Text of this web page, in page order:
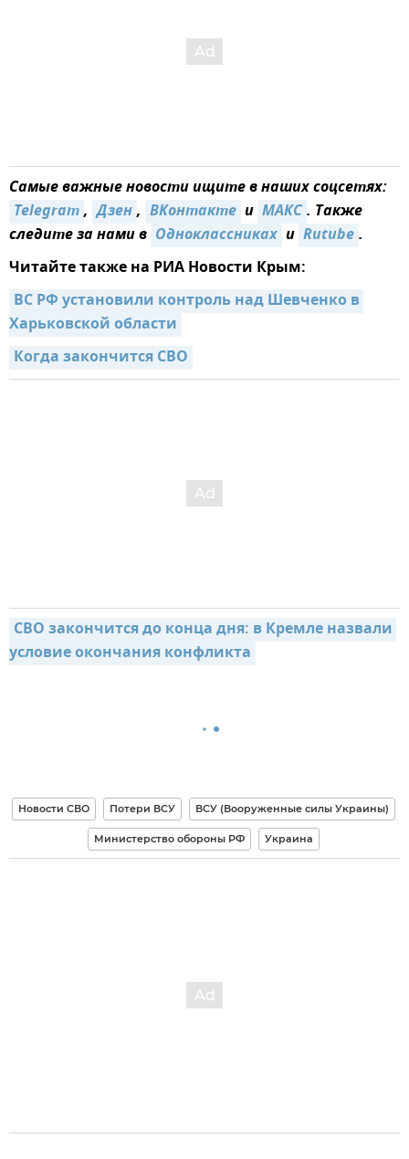
Самые важные новости ищите в наших соцсетях:
Telegram, Дзен, ВКонтакте и MAКС. Также
следите за нами в Одноклассниках и Rutube.
Читайте также на РИА Новости Крым:
ВС РФ установили контроль над Шевченко в
Харьковской области
Когда закончится СВО
СВО закончится до конца дня: в Кремле назвали
условие окончания конфликта
Новости СВО Потери ВСУ ВСУ (Вооруженные силы Украины)
Министерство обороны РФ Украина